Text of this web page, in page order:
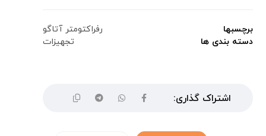
برچسبها
رفراکتومتر آتاگو
دسته بندی ها
تجهیزات